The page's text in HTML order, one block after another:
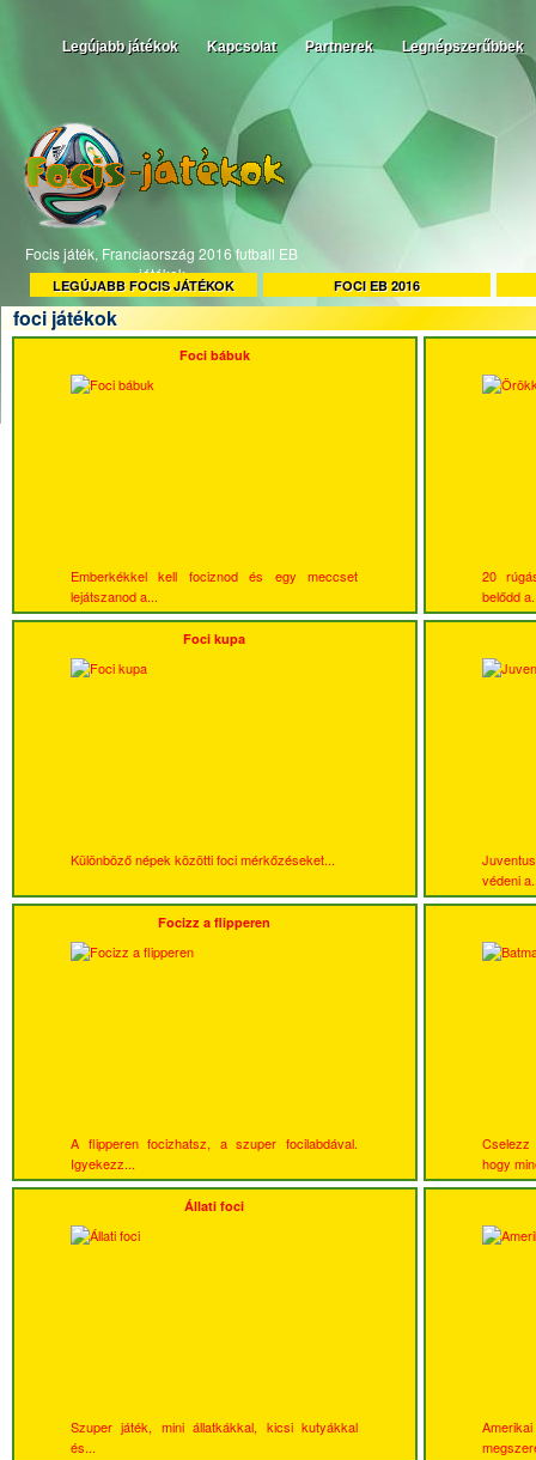
Legújabb játékok Kapcsolat Partnerek Legnépszerűbbek
Focis játék, Franciaország 2016 futball EB
játékok
LEGÚJABB FOCIS JÁTÉKOK FOCI EB 2016
foci játékok
Foci bábuk
Emberkékkel kell fociznod és egy meccset
lejátszanod a...
20
belődd
Foci kupa
Különböző népek közötti foci mérkőzéseket...
védeni
Focizz a flipperen
A flipperen focizhatsz, a szuper focilabdával.
Igyekezz...
Cselezz
hogy
Állati foci
Szuper játék, mini állatkákkal, kicsi kutyákkal
és...